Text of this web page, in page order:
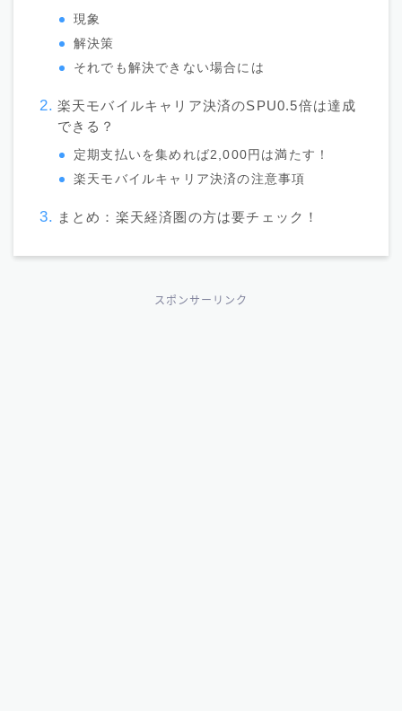
現象
解決策
それでも解決できない場合には
楽天モバイルキャリア決済のSPU0.5倍は達成
できる？
定期支払いを集めれば2,000円は満たす！
楽天モバイルキャリア決済の注意事項
まとめ：楽天経済圏の方は要チェック！
スポンサーリンク